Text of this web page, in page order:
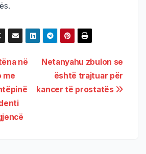
Netanyahu zbulon se
është trajtuar për
kancer të prostatës
në
me